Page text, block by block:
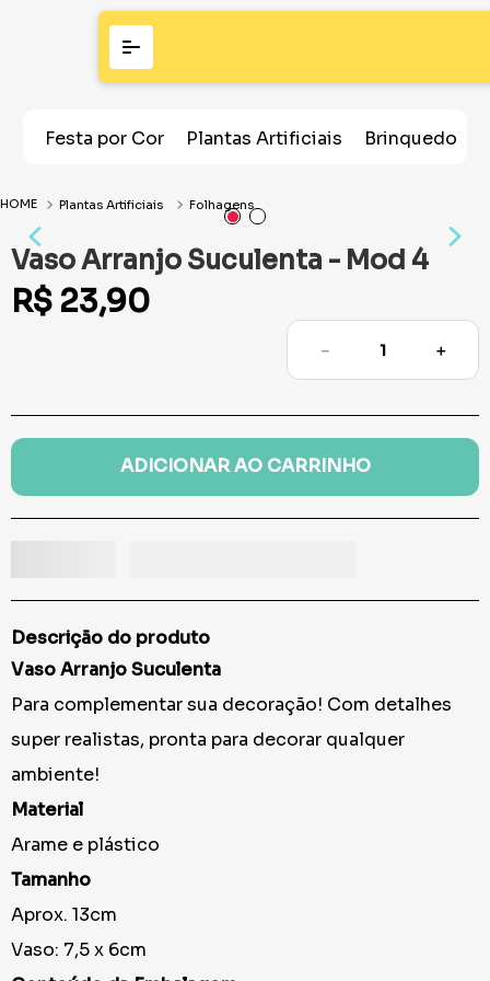
Festa por Cor Plantas Artificiais Brinquedos
Plantas Artificiais Folhagens
Vaso Arranjo Suculenta - Mod 4
R$ 23,90
＋
－
ADICIONAR AO CARRINHO
Descrição do produto
Vaso Arranjo Suculenta
Para complementar sua decoração! Com detalhes
super realistas, pronta para decorar qualquer
ambiente!
Material
Arame e plástico
Tamanho
Aprox. 13cm
Vaso: 7,5 x 6cm